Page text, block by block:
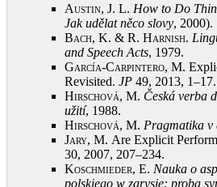
Austin, J. L. How to Do
Jak udělat něco slovy, 2000).
Bach, K. & R. Harnish.
and Speech Acts, 1979.
García-Carpintero, M.
Revisited. JP 49, 2013, 1–17.
Hirschová, M. Česká verba
užití, 1988.
Hirschová, M. Pragmatika v
Jary, M. Are Explicit
30, 2007, 207–234.
Koschmieder, E. Nauka o
polskiego w zarysie: proba